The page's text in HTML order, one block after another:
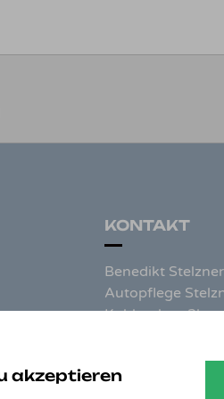
KONTAKT
Benedikt Stelzner
Autopflege
Kohlgraben 2b
akzeptieren